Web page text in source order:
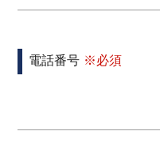
電話番号